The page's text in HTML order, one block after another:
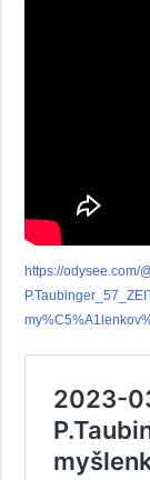
https://